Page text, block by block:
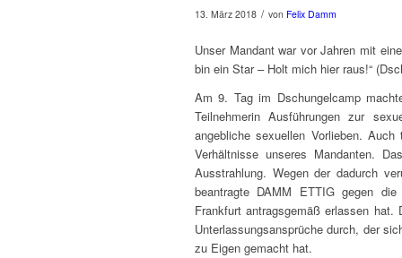
13. März 2018 / von Felix Damm
Unser Mandant war vor Jahren mit
bin ein Star – Holt mich hier raus!“
Am 9. Tag im Dschungelcamp
Teilnehmerin Ausführungen zur
angebliche sexuellen Vorlieben.
Verhältnisse unseres Mandanten.
Ausstrahlung. Wegen der dadurch
beantragte DAMM ETTIG gegen
Frankfurt antragsgemäß erlassen
Unterlassungsansprüche durch, der
zu Eigen gemacht hat.